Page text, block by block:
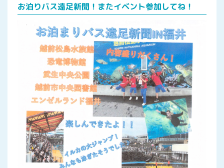
お泊りバス遠足新聞！またイベント参加してね！